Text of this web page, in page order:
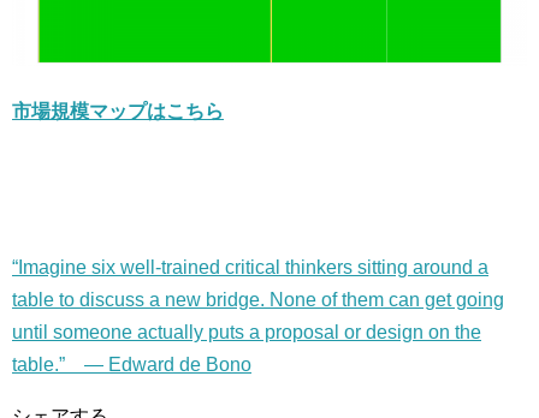
市場規模マップはこちら
“Imagine six well-trained critical thinkers sitting around a
table to discuss a new bridge. None of them can get going
until someone actually puts a proposal or design on the
table.” — Edward de Bono